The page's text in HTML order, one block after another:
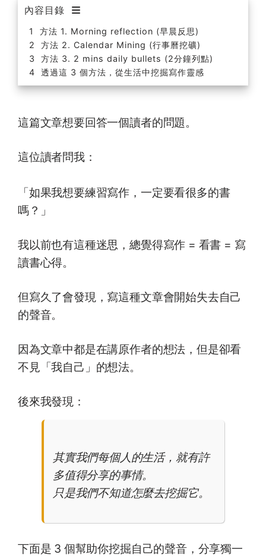
內容目錄
方法 1. Morning reflection (早晨反思)
方法 2. Calendar Mining (行事曆挖礦)
方法 3. 2 mins daily bullets (2分鐘列點)
透過這 3 個方法，從生活中挖掘寫作靈感
這篇文章想要回答一個讀者的問題。
這位讀者問我：
「如果我想要練習寫作，一定要看很多的書
嗎？」
我以前也有這種迷思，總覺得寫作 = 看書 = 寫
讀書心得。
但寫久了會發現，寫這種文章會開始失去自己
的聲音。
因為文章中都是在講原作者的想法，但是卻看
不見「我自己」的想法。
後來我發現：
其實我們每個人的生活，就有許
多值得分享的事情。
只是我們不知道怎麼去挖掘它。
下面是 3 個幫助你挖掘自己的聲音，分享獨一